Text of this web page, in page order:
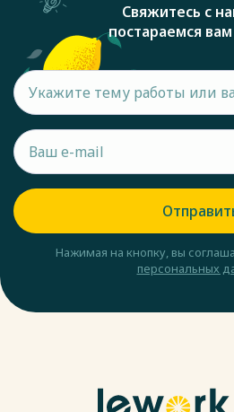
Свяжитесь с
постараемся
Нажимая на кнопку, вы
персональных